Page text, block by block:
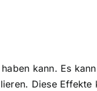
kann. Es
Diese